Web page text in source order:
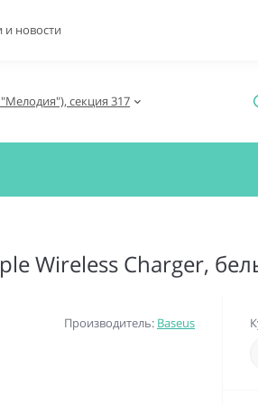
и новости
секция 317
Wireless Charger,
Производитель: Baseus